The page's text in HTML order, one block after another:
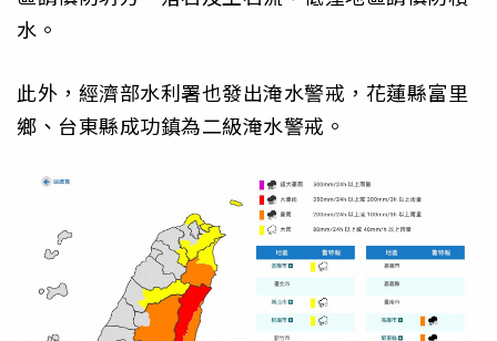
水。
此外，經濟部水利署也發出淹水警戒，花蓮縣富里
鄉、台東縣成功鎮為二級淹水警戒。